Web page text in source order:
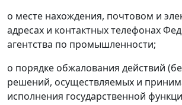
о месте нахождения, почтовом и
адресах и контактных телефонах
агентства по промышленности;
о порядке обжалования действий
решений, осуществляемых и
исполнения государственной